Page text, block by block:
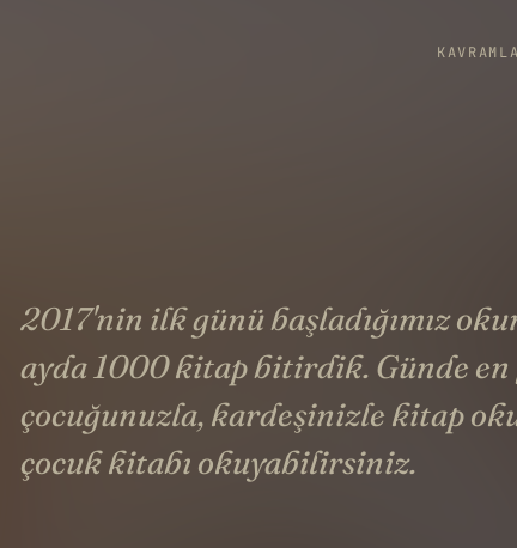
2017'nin ilk günü başladığımız
ayda 1000 kitap bitirdik. Günde
çocuğunuzla, kardeşinizle kitap
çocuk kitabı okuyabilirsiniz.